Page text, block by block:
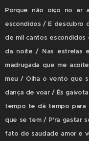
Porque não oiço no ar
escondidos / E descubro
de mil cantos
da noite / Nas estrelas
madrugada que me
meu / Olha o vento que
dança de voar / És
tempo te dá tempo para
que se tem / P'ra gastar
fato de saudade amor e